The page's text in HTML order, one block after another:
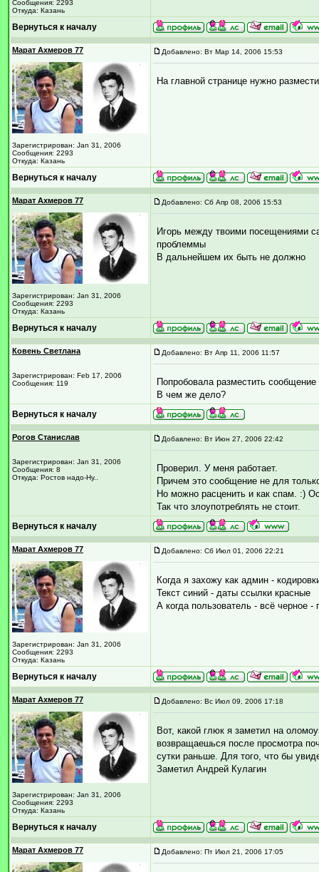
Сообщения: 2293
Откуда: Казань
Вернуться к началу
Марат Ахмеров 77
Зарегистрирован: Jan 31, 2006
Сообщения: 2293
Откуда: Казань
Добавлено: Вт Мар 14, 2006 15:53
На главной странице нужно
Вернуться к началу
Марат Ахмеров 77
Зарегистрирован: Jan 31, 2006
Сообщения: 2293
Откуда: Казань
Добавлено: Сб Апр 08, 2006 15:53
Игорь между твоими посещениями
проблеммы
В дальнейшем их быть не должно
Вернуться к началу
Ковень Светлана
Зарегистрирован: Feb 17, 2006
Сообщения: 119
Добавлено: Вт Апр 11, 2006 11:57
Попробовала разместить
В чем же дело?
Вернуться к началу
Рогов Станислав
Зарегистрирован: Jan 31, 2006
Сообщения: 8
Откуда: Ростов надо-Ну..
Добавлено: Вт Июн 27, 2006 22:42
Проверил. У меня работает.
Причем это сообщение не для
Но можно расценить и как спам. :)
Так что злоупотреблять не стоит.
Вернуться к началу
Марат Ахмеров 77
Зарегистрирован: Jan 31, 2006
Сообщения: 2293
Откуда: Казань
Добавлено: Сб Июл 01, 2006 22:21
Когда я захожу как админ -
Текст синий - даты ссылки красные
А когда пользователь - всё черное -
Вернуться к началу
Марат Ахмеров 77
Зарегистрирован: Jan 31, 2006
Сообщения: 2293
Откуда: Казань
Добавлено: Вс Июл 09, 2006 17:18
Вот, какой глюк я заметил на
возвращаешься после просмотра
сутки раньше. Для того, что бы
Заметил Андрей Кулагин
Вернуться к началу
Марат Ахмеров 77 Добавлено: Пт Июл 21, 2006 17:05